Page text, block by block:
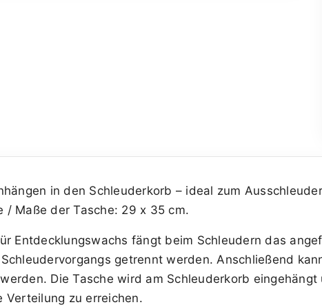
in den Schleuderkorb – ideal zum
/ Maße der Tasche: 29 x 35 cm.
Entdecklungswachs fängt beim Schleudern das
getrennt werden. Anschließend
Die Tasche wird am Schleuderkorb
Verteilung zu erreichen.